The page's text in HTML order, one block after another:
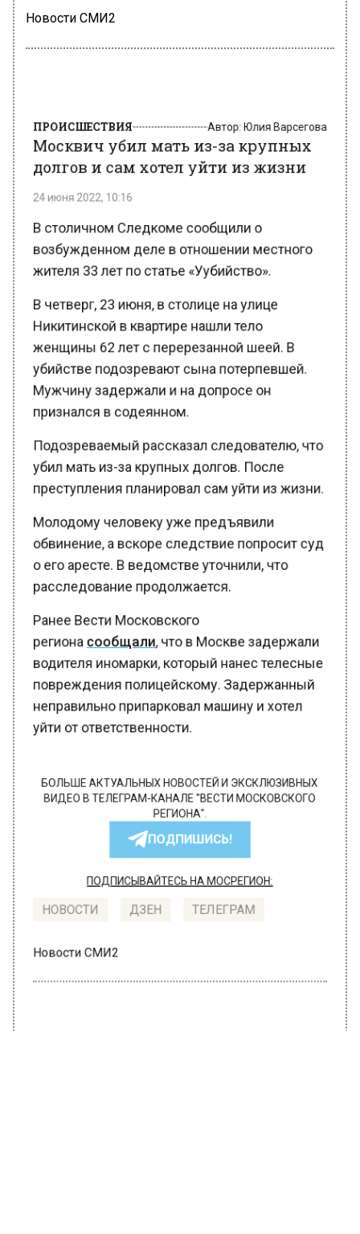
Новости СМИ2
Москвич убил мать из-за крупных
долгов и сам хотел уйти из жизни
24 июня 2022, 10:16
возбужденном деле в отношении местного
жителя 33 лет по статье «Уубийство».
Никитинской в квартире нашли тело
женщины 62 лет с перерезанной шеей. В
убийстве подозревают сына потерпевшей.
Мужчину задержали и на допросе он
признался в содеянном.
Подозреваемый рассказал следователю, что
убил мать из-за крупных долгов. После
преступления планировал сам уйти из жизни.
Молодому человеку уже предъявили
обвинение, а вскоре следствие попросит суд
о его аресте. В ведомстве уточнили, что
расследование продолжается.
Ранее Вести Московского
регионасообщали, что в Москве задержали
водителя иномарки, который нанес телесные
повреждения полицейскому. Задержанный
неправильно припарковал машину и хотел
уйти от ответственности.
БОЛЬШЕ АКТУАЛЬНЫХ НОВОСТЕЙ И ЭКСКЛЮЗИВНЫХ
ВИДЕО В ТЕЛЕГРАМ-КАНАЛЕ "ВЕСТИ МОСКОВСКОГО
РЕГИОНА".
ПОДПИШИСЬ!